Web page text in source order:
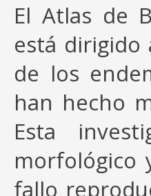
El Atlas de
está dirigido
de los
han hecho
Esta
morfológico
fallo